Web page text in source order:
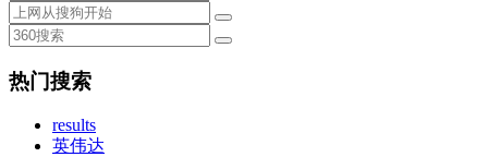
热门搜索
results
英伟达